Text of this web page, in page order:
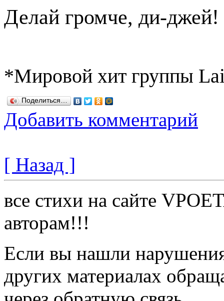
Делай громче, ди-джей!
*Мировой хит группы
Поделиться…
Добавить комментарий
[ Назад ]
все стихи на сайте
авторам!!!
Если вы нашли
других материалах